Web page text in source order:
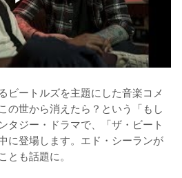
ビートルズを主題にした音楽コメ
の世から消えたら？という「もし
タジー・ドラマで、「ザ・ビート
に登場します。エド・シーランが
も話題に。